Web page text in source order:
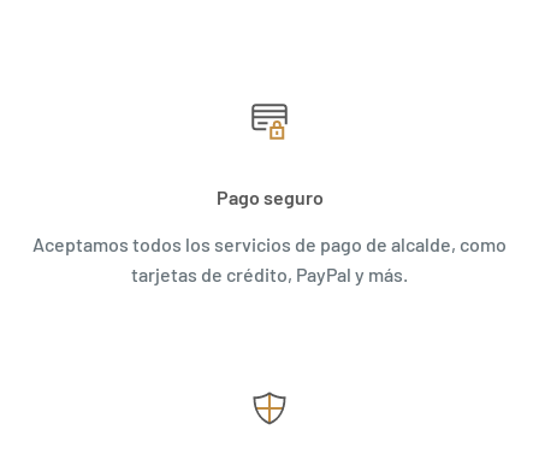
Pago seguro
Aceptamos todos los servicios de pago de alcalde, como
tarjetas de crédito, PayPal y más.